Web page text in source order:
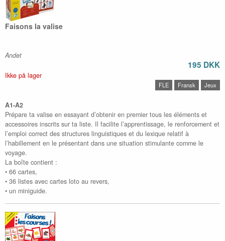
Faisons la valise
Andet
195 DKK
Ikke på lager
FLE Fransk Jeux
A1-A2
Prépare ta valise en essayant d’obtenir en premier tous les éléments et
accessoires inscrits sur ta liste. Il facilite l’apprentissage, le renforcement et
l’emploi correct des structures linguistiques et du lexique relatif à
l’habillement en le présentant dans une situation stimulante comme le
voyage.
La boîte contient :
• 66 cartes,
• 36 listes avec cartes loto au revers,
• un miniguide.